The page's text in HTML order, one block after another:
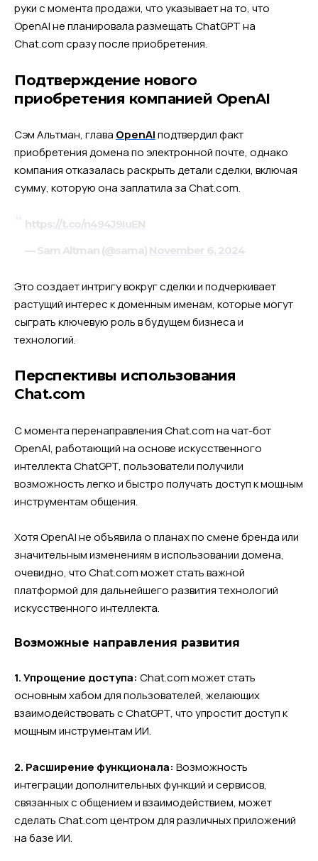
руки с момента продажи, что указывает на то, что
OpenAI не планировала размещать ChatGPT на
Chat.com сразу после приобретения.
Подтверждение нового
приобретения компанией OpenAI
Сэм Альтман, глава OpenAIподтвердил факт
приобретения домена по электронной почте, однако
компания отказалась раскрыть детали сделки, включая
сумму, которую она заплатила за Chat.com.
https://t.co/n494J9IuEN
— Sam Altman (@sama) November 6, 2024
Это создает интригу вокруг сделки и подчеркивает
растущий интерес к доменным именам, которые могут
сыграть ключевую роль в будущем бизнеса и
технологий.
Перспективы использования
Chat.com
С момента перенаправления Chat.com на чат-бот
OpenAI, работающий на основе искусственного
интеллекта ChatGPT, пользователи получили
возможность легко и быстро получать доступ к мощным
инструментам общения.
Хотя OpenAI не объявила о планах по смене бренда или
значительным изменениям в использовании домена,
очевидно, что Chat.com может стать важной
платформой для дальнейшего развития технологий
искусственного интеллекта.
Возможные направления развития
1. Упрощение доступа: Chat.com может стать
основным хабом для пользователей, желающих
взаимодействовать с ChatGPT, что упростит доступ к
мощным инструментам ИИ.
2. Расширение функционала: Возможность
интеграции дополнительных функций и сервисов,
связанных с общением и взаимодействием, может
сделать Chat.com центром для различных приложений
на базе ИИ.